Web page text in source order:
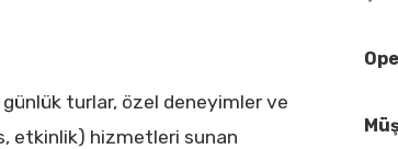
turlar, özel deneyimler ve
etkinlik) hizmetleri sunan